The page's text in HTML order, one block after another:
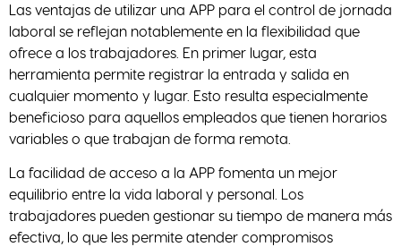
Las ventajas de utilizar una APP para el control de jornada
laboral se reflejan notablemente en la flexibilidad que
ofrece a los trabajadores. En primer lugar, esta
herramienta permite registrar la entrada y salida en
cualquier momento y lugar. Esto resulta especialmente
beneficioso para aquellos empleados que tienen horarios
variables o que trabajan de forma remota.
La facilidad de acceso a la APP fomenta un mejor
equilibrio entre la vida laboral y personal. Los
trabajadores pueden gestionar su tiempo de manera más
efectiva, lo que les permite atender compromisos